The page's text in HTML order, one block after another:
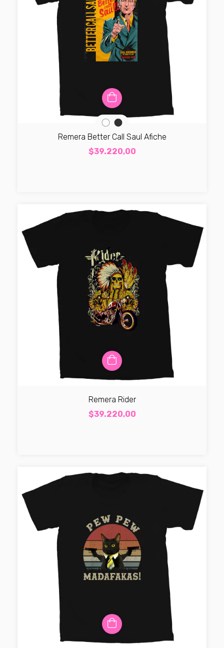
Remera Better Call Saul Afiche
$39.220,00
Remera Rider
$39.220,00